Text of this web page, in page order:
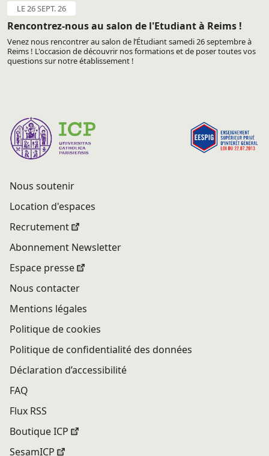
LE 26 SEPT. 26
Rencontrez-nous au salon de l'Etudiant à Reims !
Venez nous rencontrer au salon de l’Étudiant samedi 26 septembre à
Reims ! L'occasion de découvrir nos formations et de poser toutes vos
questions sur notre établissement !
Nous soutenir
Location d'espaces
Recrutement
Abonnement Newsletter
Espace presse
Nous contacter
Mentions légales
Politique de cookies
Politique de confidentialité des données
Déclaration d’accessibilité
FAQ
Flux RSS
Boutique ICP
SesamICP